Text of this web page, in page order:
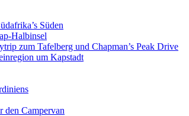
Süden
Halbinsel
zum Tafelberg und Chapman’s Peak Drive
um Kapstadt
den Campervan